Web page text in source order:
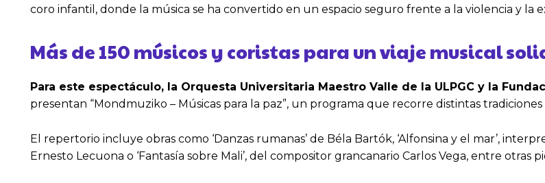
coro infantil, donde la música se ha convertido en un espacio seguro frente a la violencia y la
Más de 150 músicos y coristas para un viaje musical
Para este espectáculo, la Orquesta Universitaria Maestro Valle de la ULPGC y la
presentan “Mondmuziko – Músicas para la paz”, un programa que recorre distintas
El repertorio incluye obras como ‘Danzas rumanas’ de Béla Bartók, ‘Alfonsina y el mar’,
Ernesto Lecuona o ‘Fantasía sobre Mali’, del compositor grancanario Carlos Vega, entre otras